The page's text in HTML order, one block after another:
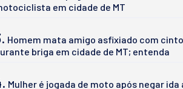
em cidade de MT
Homem mata amigo asfixiado com cinto
briga em cidade de MT; entenda
Mulher é jogada de moto após negar ida